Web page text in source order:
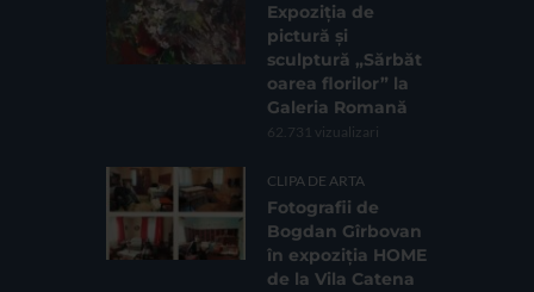
Expoziția de
pictură și
sculptură „Sărbăt
oarea florilor” la
Galeria Romană
62.731 vizualizari
CLIPA DE ARTA
Fotografii de
Bogdan Gîrbovan
în expoziția HOME
de la Vila Catena